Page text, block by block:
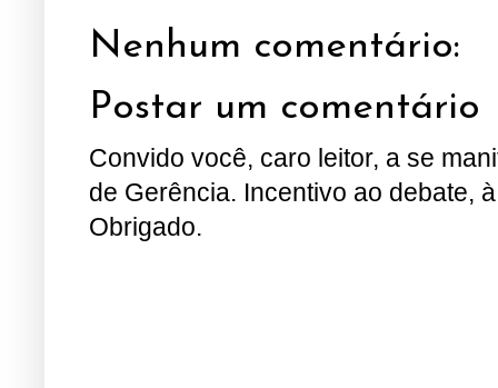
Nenhum comentário:
Postar um comentário
Convido você, caro leitor, a se
de Gerência. Incentivo ao debate,
Obrigado.